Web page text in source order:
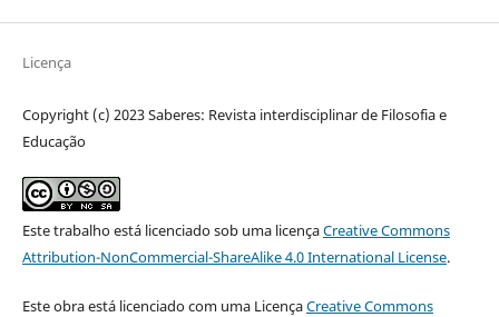
Licença
Copyright (c) 2023 Saberes: Revista interdisciplinar de Filosofia e
Educação
Este trabalho está licenciado sob uma licençaCreative Commons
Attribution-NonCommercial-ShareAlike 4.0 International License.
Este obra está licenciado com uma LicençaCreative Commons